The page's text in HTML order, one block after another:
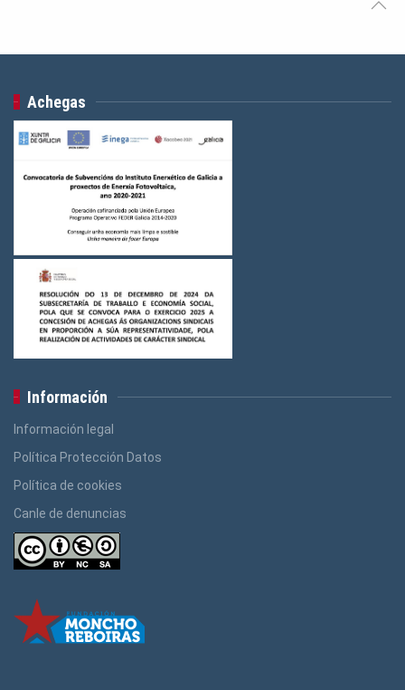
Achegas
Información
Información legal
Política Protección Datos
Política de cookies
Canle de denuncias